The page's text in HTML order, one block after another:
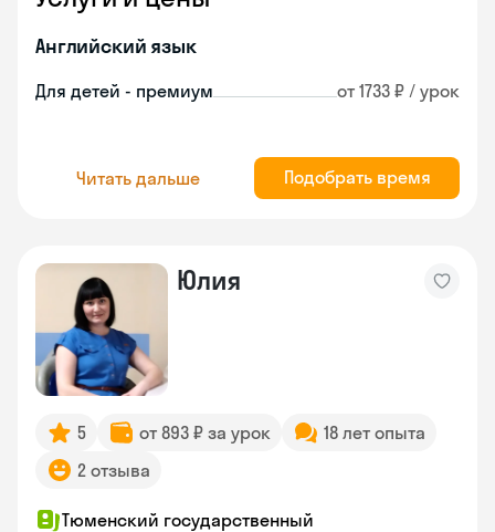
Английский язык
Для детей - премиум от 1733 ₽ / урок
Читать дальше Подобрать время
Юлия
5 от 893 ₽ за урок
18 лет опыта
2 отзыва
Тюменский государственный